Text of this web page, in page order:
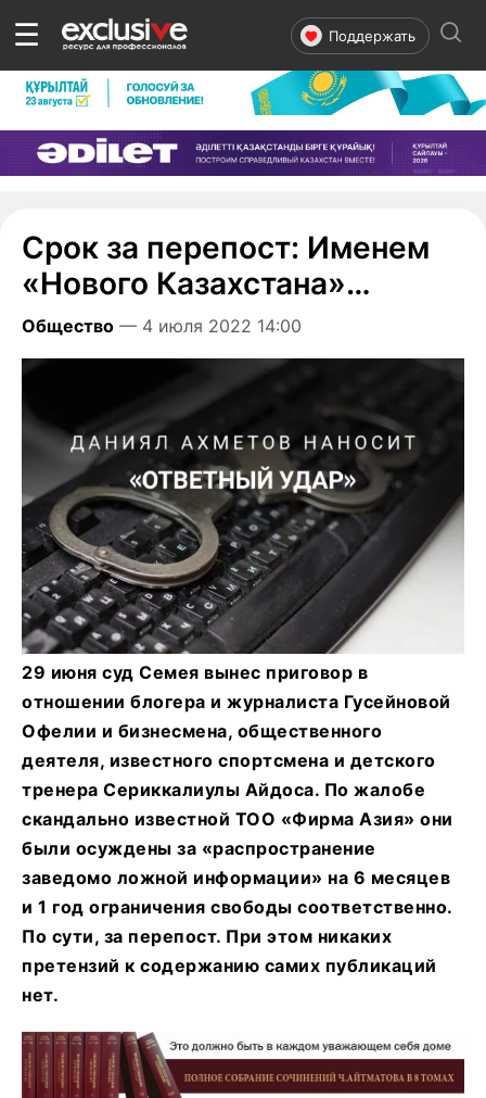
☰ Поддержать
Срок за перепост: Именем
«Нового Казахстана»…
Общество — 4 июля 2022 14:00
29 июня суд Семея вынес приговор в
отношении блогера и журналиста Гусейновой
Офелии и бизнесмена, общественного
деятеля, известного спортсмена и детского
тренера Сериккалиулы Айдоса. По жалобе
скандально известной ТОО «Фирма Азия» они
были осуждены за «распространение
заведомо ложной информации» на 6 месяцев
и 1 год ограничения свободы соответственно.
По сути, за перепост. При этом никаких
претензий к содержанию самих публикаций
нет.